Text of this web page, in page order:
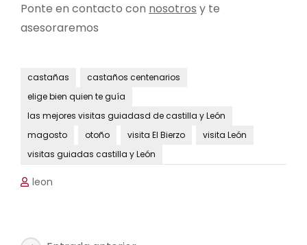
Ponte en contacto con nosotros y te
asesoraremos
castañas
castaños centenarios
elige bien quien te guía
las mejores visitas guiadasd de castilla y León
magosto
otoño visita El Bierzo
visita León
visitas guiadas castilla y León
leon